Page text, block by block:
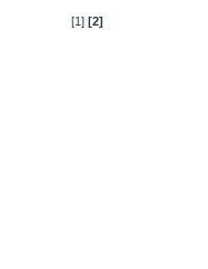
[1] [2]